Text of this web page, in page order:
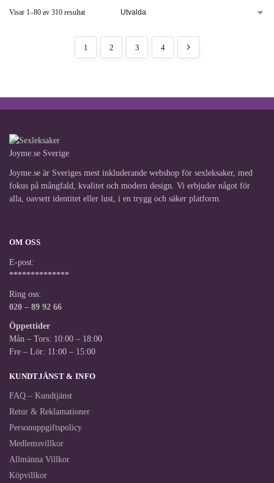
Visar 1–80 av 310 resultat
1 2 3 4
Joyme.se är Sveriges mest inkluderande webshop för sexleksaker, med
fokus på mångfald, kvalitet och modern design. Vi erbjuder något för
alla, oavsett identitet eller lust, i en trygg och säker platform.
OM OSS
E-post:
**************
Ring oss:
020 – 89 92 66
Öppettider
Mån – Tors: 10:00 – 18:00
Fre – Lör: 11:00 – 15:00
KUNDTJÄNST & INFO
FAQ – Kundtjänst
Retur & Reklamationer
Personuppgiftspolicy
Medlemsvillkor
Allmänna Villkor
Köpvillkor